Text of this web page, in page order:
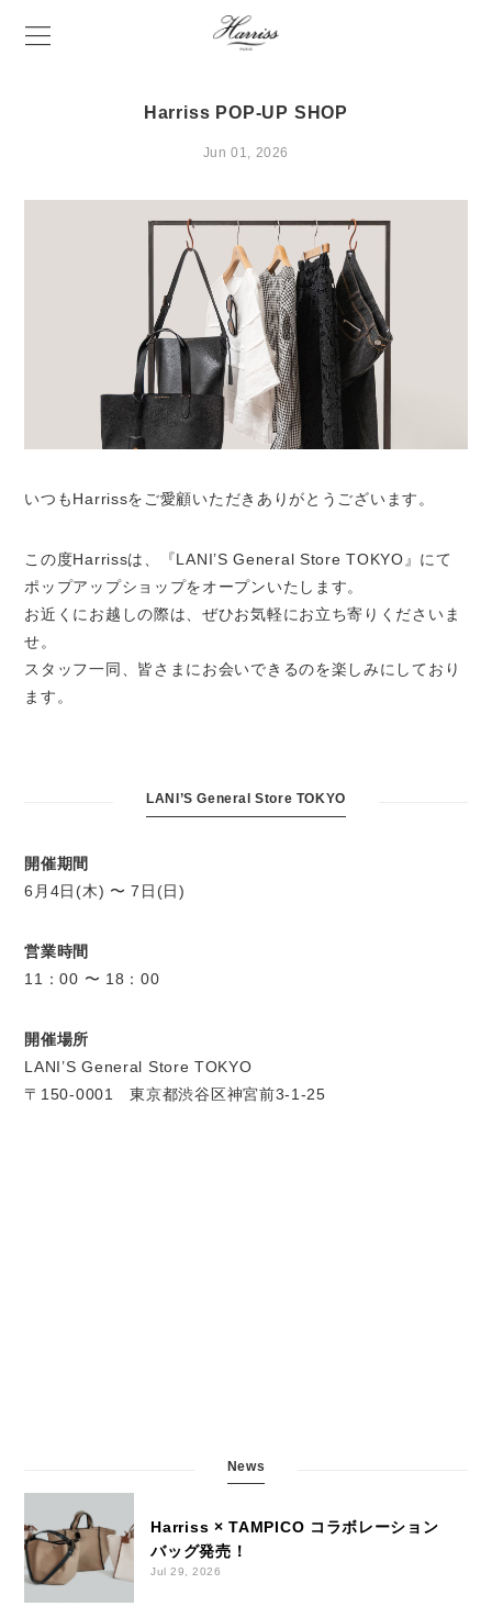
Harriss POP-UP SHOP
Jun 01, 2026
いつもHarrissをご愛顧いただきありがとうございます。
この度Harrissは、『LANI’S General Store TOKYO』にて
ポップアップショップをオープンいたします。
お近くにお越しの際は、ぜひお気軽にお立ち寄りくださいま
せ。
スタッフ一同、皆さまにお会いできるのを楽しみにしており
ます。
LANI’S General Store TOKYO
開催期間
6月4日(木) 〜 7日(日)
営業時間
11：00 〜 18：00
開催場所
LANI’S General Store TOKYO
〒150-0001 東京都渋谷区神宮前3-1-25
News
Harriss × TAMPICO コラボレーション
バッグ発売！
Jul 29, 2026